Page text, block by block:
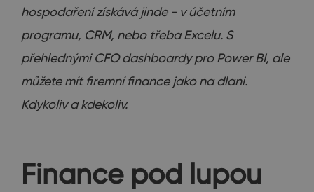
hospodaření získává jinde - v účetním
programu, CRM, nebo třeba Excelu. S
přehlednými CFO dashboardy pro Power BI, ale
můžete mít firemní finance jako na dlani.
Kdykoliv a kdekoliv.
Finance pod lupou